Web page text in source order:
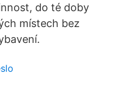
do té doby
místech bez